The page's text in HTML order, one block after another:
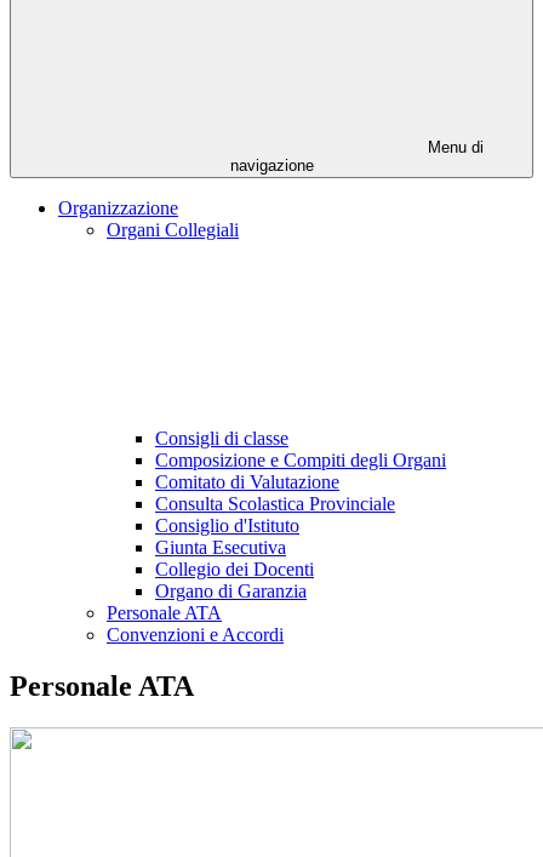
Menu di
navigazione
Organizzazione
Organi Collegiali
Consigli di classe
Composizione e Compiti degli Organi
Comitato di Valutazione
Consulta Scolastica Provinciale
Consiglio d'Istituto
Giunta Esecutiva
Collegio dei Docenti
Organo di Garanzia
Personale ATA
Convenzioni e Accordi
Personale ATA